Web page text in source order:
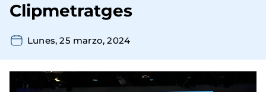
Clipmetratges
Lunes, 25 marzo, 2024